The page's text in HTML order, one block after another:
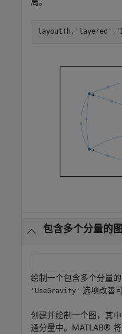
layout(h, 'layered' ,
包含多个分量的
绘制一个包含多个分量
'UseGravity' 选项改善
创建并绘制一个图，其
通分量中。MATLAB® 将